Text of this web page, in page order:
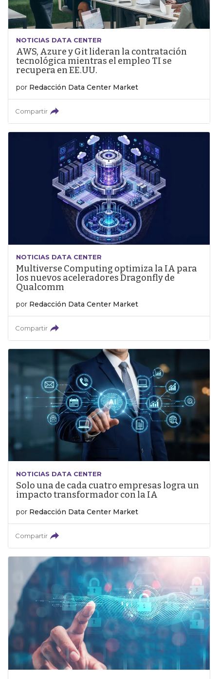
NOTICIAS DATA CENTER
AWS, Azure y Git lideran la contratación
tecnológica mientras el empleo TI se
recupera en EE.UU.
por Redacción Data Center Market
Compartir
NOTICIAS DATA CENTER
Multiverse Computing optimiza la IA para
los nuevos aceleradores Dragonfly de
Qualcomm
por Redacción Data Center Market
Compartir
NOTICIAS DATA CENTER
Solo una de cada cuatro empresas logra un
impacto transformador con la IA
por Redacción Data Center Market
Compartir